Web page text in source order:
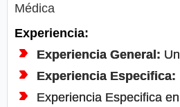
Médica
Experiencia:
Experiencia General:
Experiencia Especifica:
Experiencia Especifica